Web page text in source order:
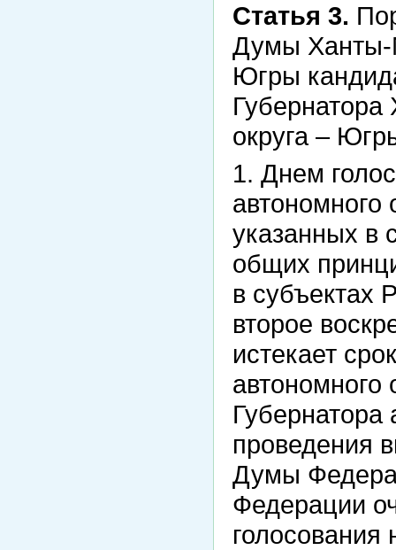
Статья 3.
Думы Ханты-
Югры
Губернатора
округа –
1. Днем
автономного
указанных в
общих
в субъектах
второе
истекает
автономного
Губернатора
проведения
Думы
Федерации